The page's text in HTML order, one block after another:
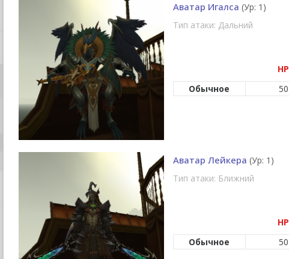
Аватар Игалса (Ур: 1)
Тип атаки: Дальний
HP
Обычное
50
Аватар Лейкера (Ур: 1)
Тип атаки: Ближний
HP
Обычное
50